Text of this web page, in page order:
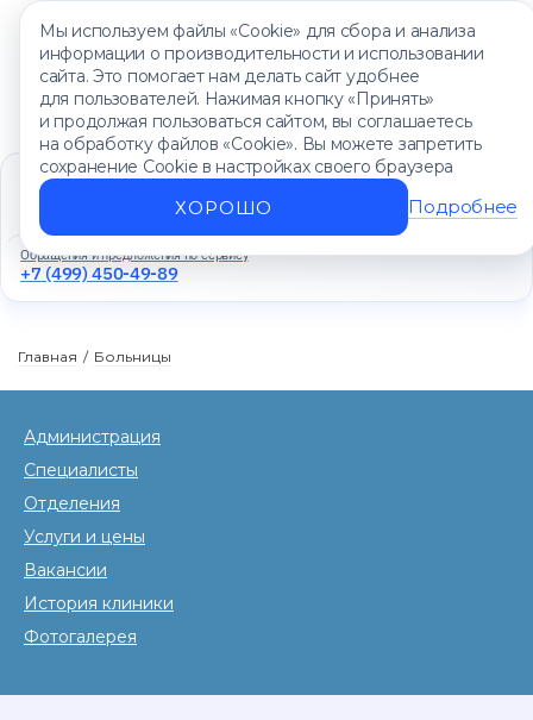
Мы используем файлы «Cookie» для сбора и анализа
информации о производительности и использовании
сайта. Это помогает нам делать сайт удобнее
для пользователей. Нажимая кнопку «Принять»
и продолжая пользоваться сайтом, вы соглашаетесь
на обработку файлов «Cookie». Вы можете запретить
сохранение Cookie в настройках своего браузера
ХОРОШО Подробнее
Единый контакт-центр
+7 (499) 450-88-89
Ежедневно с 8:00 до 20:00
Обращения и предложения по сервису
+7 (499) 450-49-89
Главная / Больницы
Администрация
Специалисты
Отделения
Услуги и цены
Вакансии
История клиники
Фотогалерея